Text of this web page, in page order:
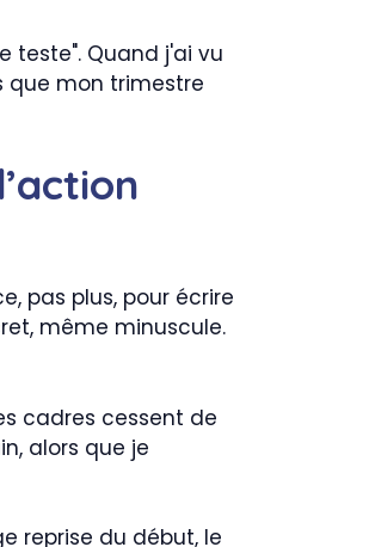
teste". Quand j'ai vu
que mon trimestre
pas plus, pour écrire
même minuscule.
cadres cessent de
alors que je
reprise du début, le